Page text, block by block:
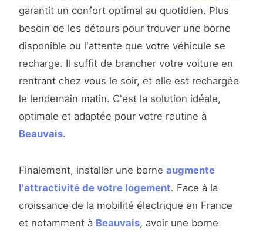
garantit un confort optimal au quotidien. Plus
besoin de les détours pour trouver une borne
disponible ou l'attente que votre véhicule se
recharge. Il suffit de brancher votre voiture en
rentrant chez vous le soir, et elle est rechargée
le lendemain matin. C'est la solution idéale,
optimale et adaptée pour votre routine à
Beauvais.
Finalement, installer une borne augmente
l'attractivité de votre logement. Face à la
croissance de la mobilité électrique en France
et notamment à Beauvais, avoir une borne